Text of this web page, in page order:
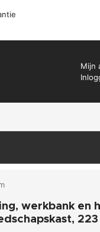
Mijn
werkbank en